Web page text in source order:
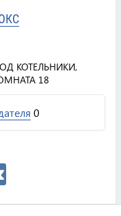
КОТЕЛЬНИКИ,
18
0